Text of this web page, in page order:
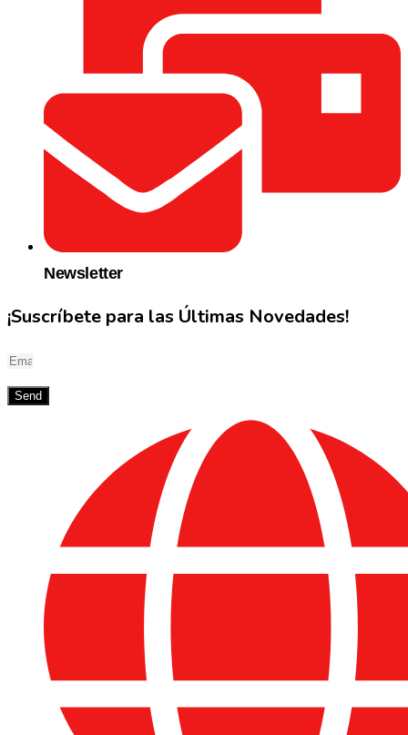
Newsletter
¡Suscríbete para las Últimas Novedades!
Send